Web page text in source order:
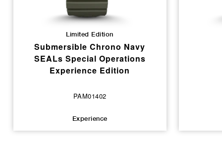
Limited Edition
Submersible Chrono Navy
SEALs Special Operations
Experience Edition
PAM01402
Experience